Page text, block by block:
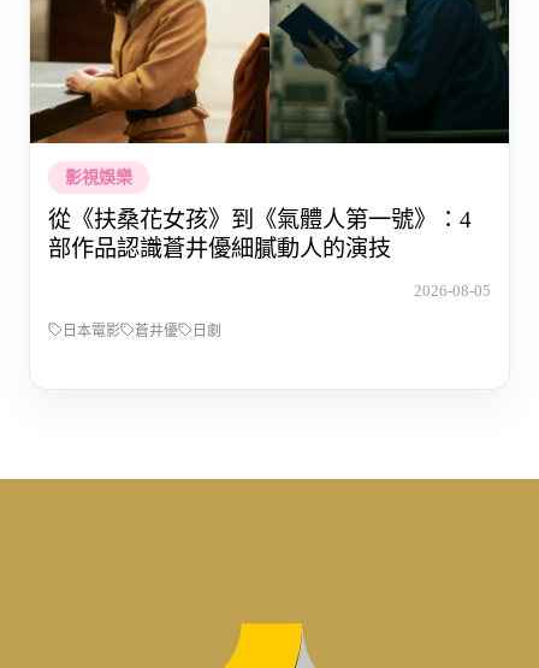
影視娛樂
從《扶桑花女孩》到《氣體人第一號》：4
部作品認識蒼井優細膩動人的演技
2026-08-05
日本電影 蒼井優 日劇